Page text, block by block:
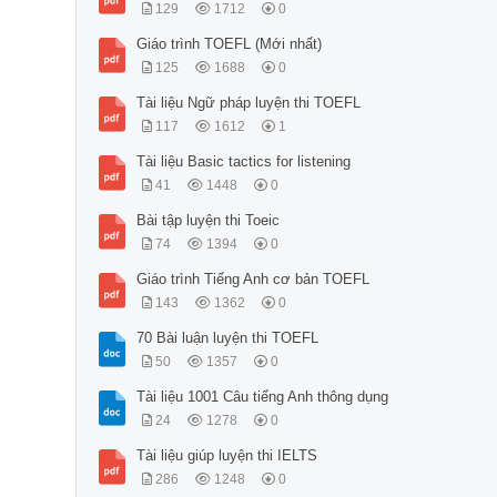
129 1712 0
Giáo trình TOEFL (Mới nhất)
125 1688 0
Tài liệu Ngữ pháp luyện thi TOEFL
117 1612 1
Tài liệu Basic tactics for listening
41 1448 0
Bài tập luyện thi Toeic
74 1394 0
Giáo trình Tiếng Anh cơ bản TOEFL
143 1362 0
70 Bài luận luyện thi TOEFL
50 1357 0
Tài liệu 1001 Câu tiếng Anh thông dụng
24 1278 0
Tài liệu giúp luyện thi IELTS
286 1248 0